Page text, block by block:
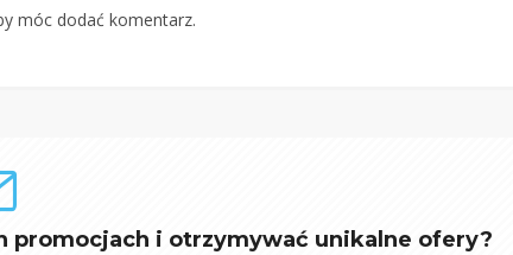
móc dodać komentarz.
promocjach i otrzymywać unikalne ofery?